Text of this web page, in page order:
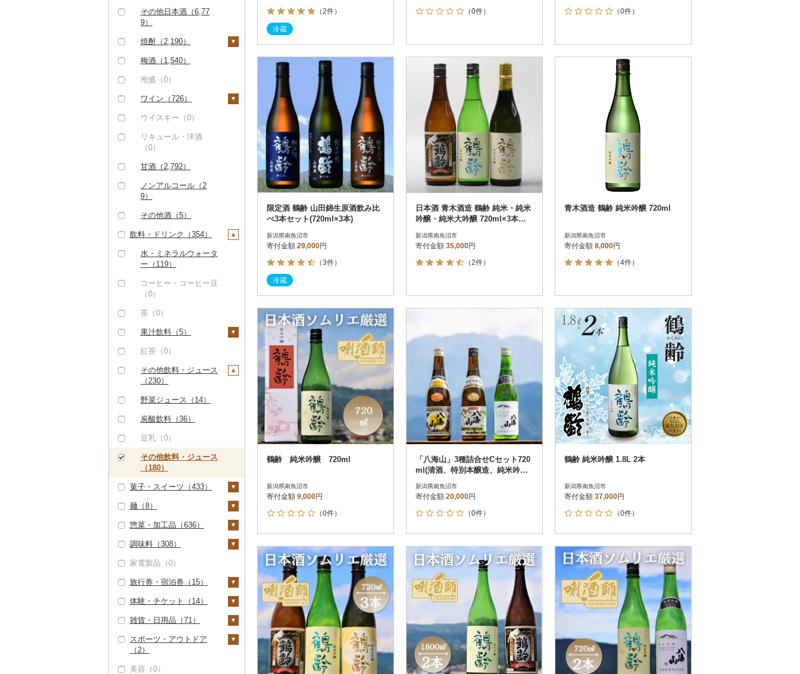
上州牛（0）
飛騨牛（0）
近江牛（0）
神戸牛・神戸ビーフ
（0）
但馬牛（0）
土佐あかうし（0）
佐賀牛（0）
長崎和牛（0）
あか牛（0）
宮崎牛（0）
その他牛肉（精肉）
（1）
その他鶏肉（8）
サザエ（0）
はまぐり（0）
その他貝（1）
わかめ（0）
ひじき（0）
その他海苔・海藻
（1）
その他魚介・加工品
（397）
しらす・ちりめん
（0）
その他魚介・加工品
ひとめぼれ（0）
ミルキークィーン（2
43）
ななつぼし（0）
その他米（223）
キウイ（0）
柿（カキ）（0）
ドライフルーツ（0）
その他果物（0）
レンコン（0）
にんにく・生姜（0）
その他根菜（0）
しいたけ（18）
松茸（0）
その他きのこ（45）
その他野菜（1）
山菜（0）
かぼちゃ（0）
茄子（0）
レタス（0）
その他野菜（1）
その他日本酒（6,77
9）
焼酎（2,190）
芋焼酎（0）
麦焼酎（0）
米焼酎（10）
黒糖焼酎（0）
その他焼酎（2,178）
梅酒（1,540）
泡盛（0）
ワイン（726）
白ワイン（295）
赤ワイン（677）
リングワイン（0）
その他ワイン（9）
ウイスキー（0）
リキュール・洋酒
（0）
甘酒（2,792）
ノンアルコール（2
9）
その他酒（5）
飲料・ドリンク（354）
水・ミネラルウォータ
ー（119）
コーヒー・コーヒー豆
（0）
茶（0）
果汁飲料（5）
りんごジュース（0）
みかんジュース（オレ
ンジジュース）（0）
その他果汁飲料（5）
紅茶（0）
その他飲料・ジュース
（230）
野菜ジュース（14）
炭酸飲料（36）
豆乳（0）
その他飲料・ジュース
（180）
菓子・スイーツ（433）
ケーキ（9）
クッキー（11）
焼き菓子（124）
プリン（0）
ゼリー（2）
チョコレート（13）
カステラ（8）
アイス・ジェラート
（16）
その他洋菓子（13）
麺（8）
ラーメン（0）
うどん（0）
そば（8）
パスタ（0）
ひやむぎ（0）
そうめん（0）
その他麺（0）
惣菜・加工品（636）
惣菜（147）
餃子（32）
シュウマイ（62）
コロッケ（17）
その他惣菜（90）
カレー・シチュー（1
その他鍋（0）
スープ（0）
豆腐・納豆（1）
調味料（308）
砂糖（0）
塩（0）
醤油（68）
味噌（123）
酢（0）
家電製品（0）
旅行券・宿泊券（15）
旅行券（0）
宿泊券（15）
体験・チケット（14）
PayPay商品券（13）
食事券（0）
用券（1）
雑貨・日用品（71）
家具・インテリア
（0）
寝具（0）
スポーツ・アウトドア
（2）
ゴルフ（0）
美容（0）
結果を見る（
（2件）
冷蔵
（0件）
（0件）
限定酒 鶴齢 山田錦生原酒飲み比
べ3本セット(720ml×3本)
新潟県南魚沼市
寄付金額 29,000円
（3件）
冷蔵
日本酒 青木酒造 鶴齢 純米・純米
吟醸・純米大吟醸 720ml×3本セ
新潟県南魚沼市
寄付金額 35,000円
（2件）
青木酒造 鶴齢 純米吟醸 720ml
新潟県南魚沼市
寄付金額 8,000円
（4件）
鶴齢 純米吟醸 720ml
新潟県南魚沼市
寄付金額 9,000円
（0件）
「八海山」3種詰合せCセット720
ml(清酒、特別本醸造、純米吟醸5
新潟県南魚沼市
寄付金額 20,000円
（0件）
鶴齢 純米吟醸 1.8L 2本
新潟県南魚沼市
寄付金額 37,000円
（0件）